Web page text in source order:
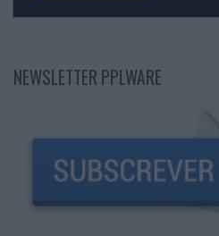
NEWSLETTER PPLWARE